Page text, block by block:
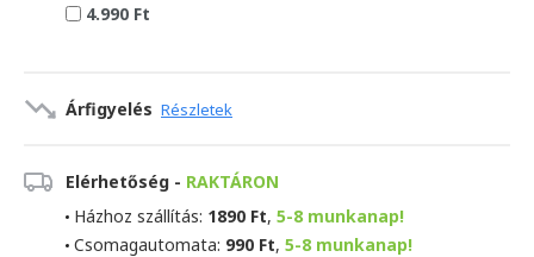
4.990 Ft
Árfigyelés Részletek
Elérhetőség - RAKTÁRON
Házhoz szállítás: 1890 Ft, 5-8 munkanap!
Csomagautomata: 990 Ft, 5-8 munkanap!